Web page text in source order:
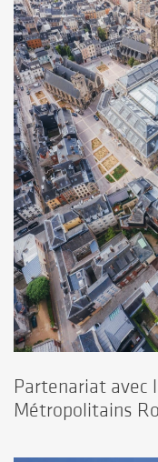
Partenariat avec
Métropolitains